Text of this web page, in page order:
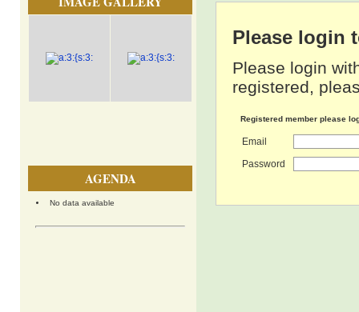
AGENDA
No data available
Please login
Please login
registered,
Registered member please
Email
Password